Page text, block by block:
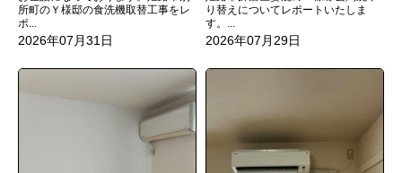
所町のＹ様邸の食洗機取替工事をレ
ポ...
2026年07月31日
り替えについてレポートいたしま
す。...
2026年07月29日